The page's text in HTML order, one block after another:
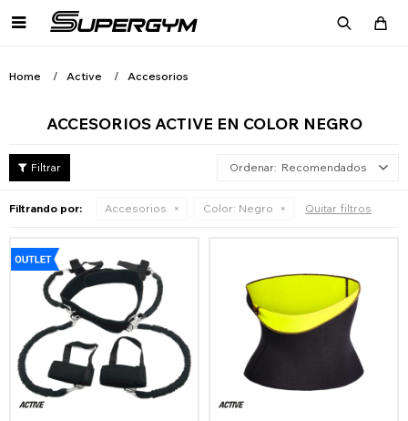

Home Active Accesorios
ACCESORIOS ACTIVE EN COLOR NEGRO
Recomendados
Filtrando por: Accesorios Color: Negro Quitar filtros